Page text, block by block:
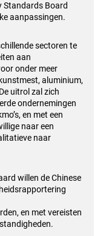
Standards Board
aanpassingen.
sectoren te
aan
onder meer
aluminium,
uitrol zal zich
ondernemingen
en met een
naar een
naar
willen de Chinese
en met vereisten